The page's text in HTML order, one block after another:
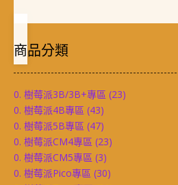
商品分類
0. 樹莓派3B/3B+專區 (23)
0. 樹莓派4B專區 (43)
0. 樹莓派5B專區 (47)
0. 樹莓派CM4專區 (23)
0. 樹莓派CM5專區 (3)
0. 樹莓派Pico專區 (30)